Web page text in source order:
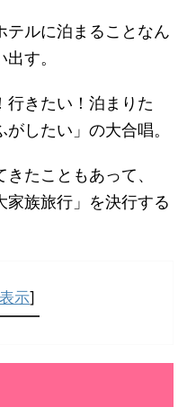
テルに泊まることなん
す。
行きたい！泊まりた
したい」の大合唱。
たこともあって、
家族旅行」を決行する
表示]